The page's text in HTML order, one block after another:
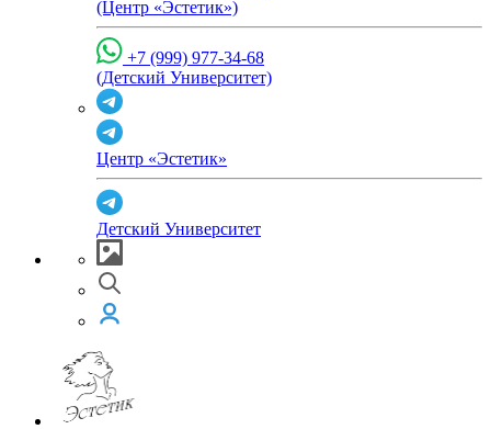
(Центр «Эстетик»)
+7 (999) 977-34-68
(Детский Университет)
Центр «Эстетик»
Детский Университет